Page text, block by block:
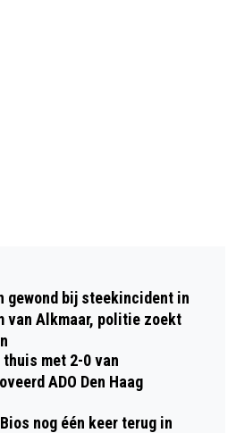
BIJ
VAART
TOERNOOI VAN
200 DEELNEMERS
gewond bij steekincident in
van Alkmaar, politie zoekt
met 2-0 van
ADO Den Haag
nog één keer terug in